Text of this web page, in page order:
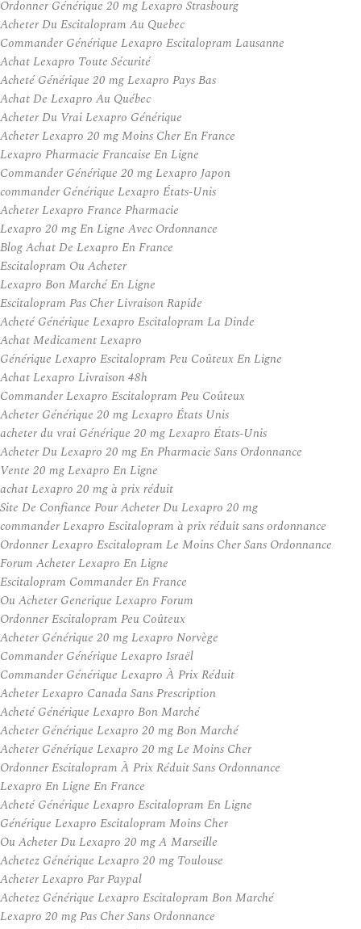
Ordonner Générique 20 mg Lexapro Strasbourg
Acheter Du Escitalopram Au Quebec
Commander Générique Lexapro Escitalopram Lausanne
Achat Lexapro Toute Sécurité
Acheté Générique 20 mg Lexapro Pays Bas
Achat De Lexapro Au Québec
Acheter Du Vrai Lexapro Générique
Acheter Lexapro 20 mg Moins Cher En France
Lexapro Pharmacie Francaise En Ligne
Commander Générique 20 mg Lexapro Japon
commander Générique Lexapro États-Unis
Acheter Lexapro France Pharmacie
Lexapro 20 mg En Ligne Avec Ordonnance
Blog Achat De Lexapro En France
Escitalopram Ou Acheter
Lexapro Bon Marché En Ligne
Escitalopram Pas Cher Livraison Rapide
Acheté Générique Lexapro Escitalopram La Dinde
Achat Medicament Lexapro
Générique Lexapro Escitalopram Peu Coûteux En Ligne
Achat Lexapro Livraison 48h
Commander Lexapro Escitalopram Peu Coûteux
Acheter Générique 20 mg Lexapro États Unis
acheter du vrai Générique 20 mg Lexapro États-Unis
Acheter Du Lexapro 20 mg En Pharmacie Sans Ordonnance
Vente 20 mg Lexapro En Ligne
achat Lexapro 20 mg à prix réduit
Site De Confiance Pour Acheter Du Lexapro 20 mg
commander Lexapro Escitalopram à prix réduit sans ordonnance
Ordonner Lexapro Escitalopram Le Moins Cher Sans Ordonnance
Forum Acheter Lexapro En Ligne
Escitalopram Commander En France
Ou Acheter Generique Lexapro Forum
Ordonner Escitalopram Peu Coûteux
Acheter Générique 20 mg Lexapro Norvège
Commander Générique Lexapro Israël
Commander Générique Lexapro À Prix Réduit
Acheter Lexapro Canada Sans Prescription
Acheté Générique Lexapro Bon Marché
Acheter Générique Lexapro 20 mg Bon Marché
Acheter Générique Lexapro 20 mg Le Moins Cher
Ordonner Escitalopram À Prix Réduit Sans Ordonnance
Lexapro En Ligne En France
Acheté Générique Lexapro Escitalopram En Ligne
Générique Lexapro Escitalopram Moins Cher
Ou Acheter Du Lexapro 20 mg A Marseille
Achetez Générique Lexapro 20 mg Toulouse
Acheter Lexapro Par Paypal
Achetez Générique Lexapro Escitalopram Bon Marché
Lexapro 20 mg Pas Cher Sans Ordonnance